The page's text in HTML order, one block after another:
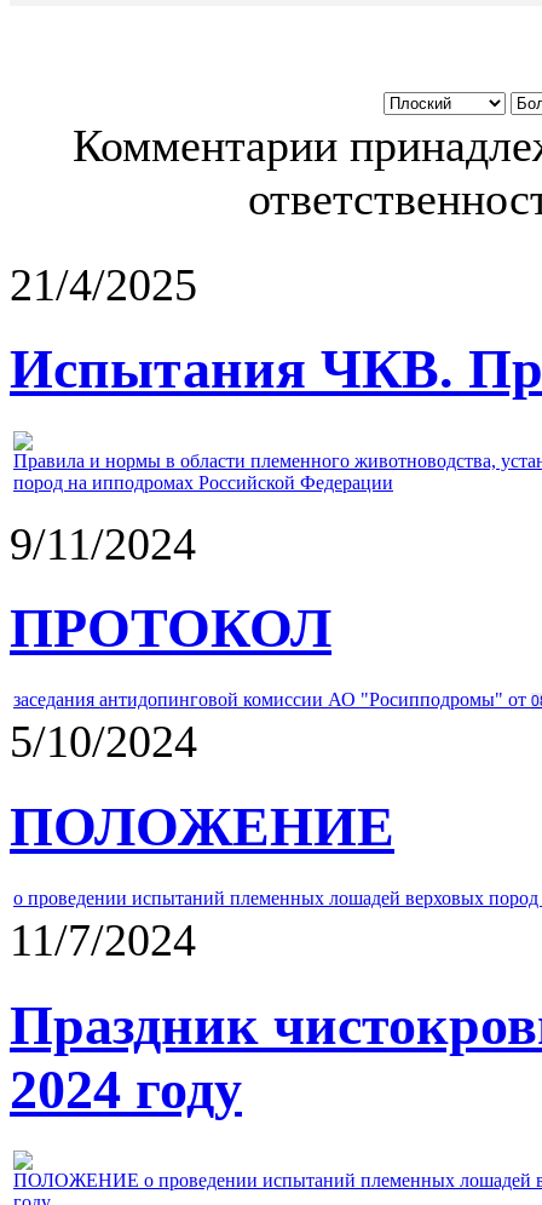
Комментарии
21/4/2025
Испытания ЧКВ.
Правила и нормы в области племенного животноводства,
пород на ипподромах Российской Федерации
9/11/2024
ПРОТОКОЛ
заседания антидопинговой комиссии АО "Росипподромы" от
5/10/2024
ПОЛОЖЕНИЕ
о проведении испытаний племенных лошадей верховых
11/7/2024
Праздник
2024 году
ПОЛОЖЕНИЕ о проведении испытаний племенных лошадей